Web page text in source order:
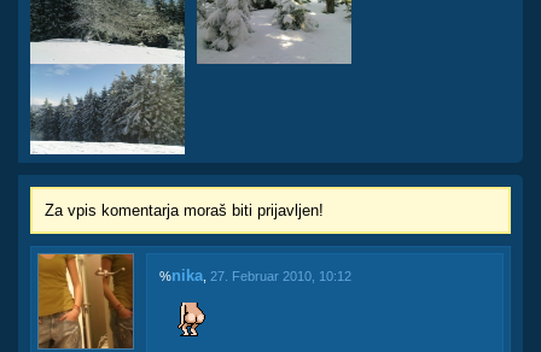
Za vpis komentarja moraš biti prijavljen!
%nika 27. Februar 2010, 10:12